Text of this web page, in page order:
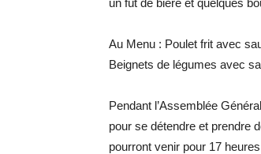
Au Menu : Poulet frit avec
Beignets de légumes avec
Pendant l’Assemblée
pour se détendre et prendre
pourront venir pour 17